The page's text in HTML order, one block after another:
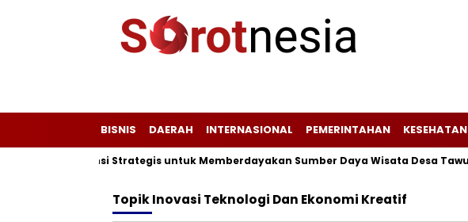
BISNIS DAERAH INTERNASIONAL PEMERINTAHAN KESEHATAN
Peta Potensi Strategis untuk Memberdayakan Sumber Daya Wisata Desa Tawun
TopikInovasi Teknologi Dan Ekonomi Kreatif